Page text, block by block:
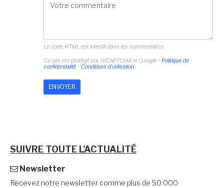
Le code HTML est interdit dans les commentaires
Ce site est protégé par reCAPTCHA et Google - Politique de
confidentialité- Conditions d'utilisation
SUIVRE TOUTE L'ACTUALITÉ
Newsletter
Recevez notre newsletter comme plus de 50 000